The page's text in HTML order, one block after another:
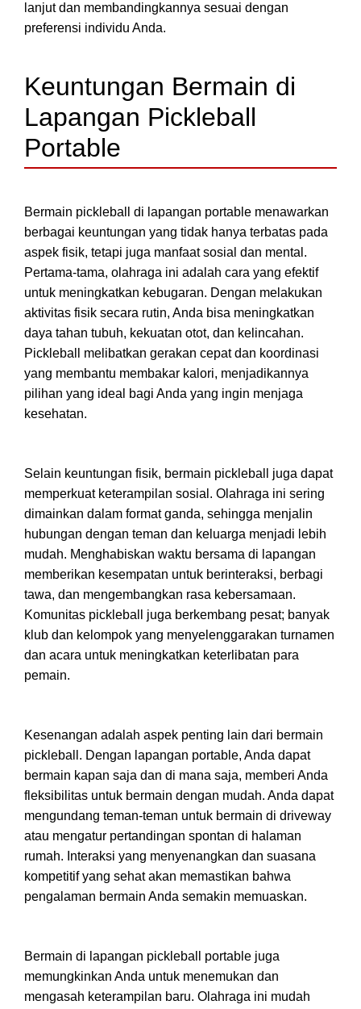
lanjut dan membandingkannya sesuai dengan
preferensi individu Anda.
Keuntungan Bermain di
Lapangan Pickleball
Portable
Bermain pickleball di lapangan portable menawarkan
berbagai keuntungan yang tidak hanya terbatas pada
aspek fisik, tetapi juga manfaat sosial dan mental.
Pertama-tama, olahraga ini adalah cara yang efektif
untuk meningkatkan kebugaran. Dengan melakukan
aktivitas fisik secara rutin, Anda bisa meningkatkan
daya tahan tubuh, kekuatan otot, dan kelincahan.
Pickleball melibatkan gerakan cepat dan koordinasi
yang membantu membakar kalori, menjadikannya
pilihan yang ideal bagi Anda yang ingin menjaga
kesehatan.
Selain keuntungan fisik, bermain pickleball juga dapat
memperkuat keterampilan sosial. Olahraga ini sering
dimainkan dalam format ganda, sehingga menjalin
hubungan dengan teman dan keluarga menjadi lebih
mudah. Menghabiskan waktu bersama di lapangan
memberikan kesempatan untuk berinteraksi, berbagi
tawa, dan mengembangkan rasa kebersamaan.
Komunitas pickleball juga berkembang pesat; banyak
klub dan kelompok yang menyelenggarakan turnamen
dan acara untuk meningkatkan keterlibatan para
pemain.
Kesenangan adalah aspek penting lain dari bermain
pickleball. Dengan lapangan portable, Anda dapat
bermain kapan saja dan di mana saja, memberi Anda
fleksibilitas untuk bermain dengan mudah. Anda dapat
mengundang teman-teman untuk bermain di driveway
atau mengatur pertandingan spontan di halaman
rumah. Interaksi yang menyenangkan dan suasana
kompetitif yang sehat akan memastikan bahwa
pengalaman bermain Anda semakin memuaskan.
Bermain di lapangan pickleball portable juga
memungkinkan Anda untuk menemukan dan
mengasah keterampilan baru. Olahraga ini mudah